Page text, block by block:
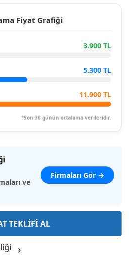
Fiyat Grafiği
3.900 TL
5.300 TL
11.900 TL
*Son 30 günün ortalama verileridir.
ve
Firmaları Gör →
TEKLİFİ AL